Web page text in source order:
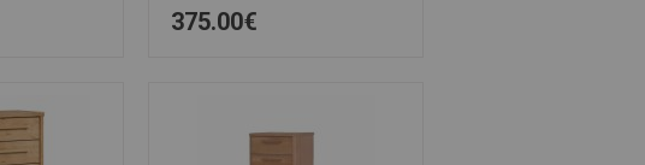
375.00€